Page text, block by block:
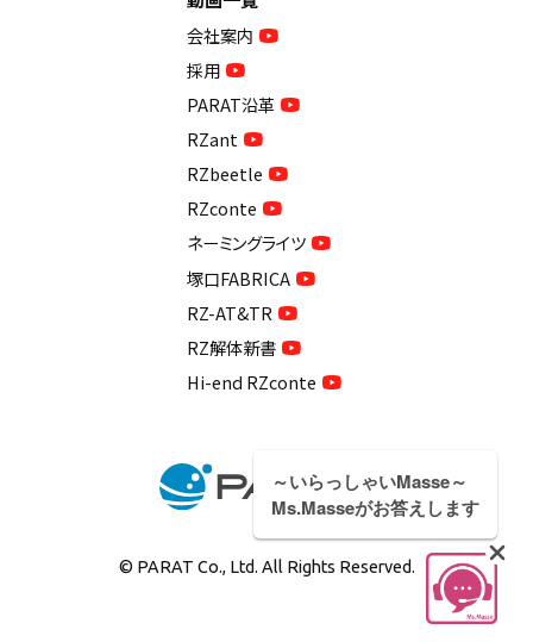
会社案内
採用
PARAT沿革
RZant
RZbeetle
RZconte
ネーミングライツ
塚口FABRICA
RZ-AT&TR
RZ解体新書
Hi-end RZconte
© PARAT Co., Ltd. All Rights Reserved.
～いらっしゃいMasse～
Ms.Masseがお答えします